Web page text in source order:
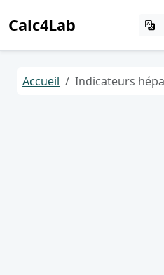
Calc4Lab
Accueil Indicateurs